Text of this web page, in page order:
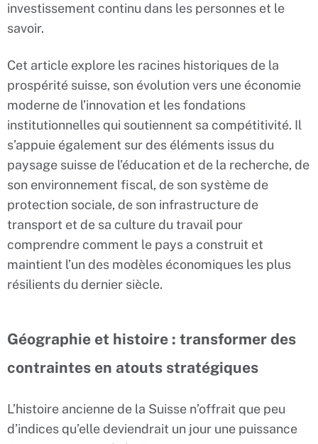
investissement continu dans les personnes et le
savoir.
Cet article explore les racines historiques de la
prospérité suisse, son évolution vers une économie
moderne de l’innovation et les fondations
institutionnelles qui soutiennent sa compétitivité. Il
s’appuie également sur des éléments issus du
paysage suisse de l’éducation et de la recherche, de
son environnement fiscal, de son système de
protection sociale, de son infrastructure de
transport et de sa culture du travail pour
comprendre comment le pays a construit et
maintient l’un des modèles économiques les plus
résilients du dernier siècle.
Géographie et histoire : transformer des
contraintes en atouts stratégiques
L’histoire ancienne de la Suisse n’offrait que peu
d’indices qu’elle deviendrait un jour une puissance